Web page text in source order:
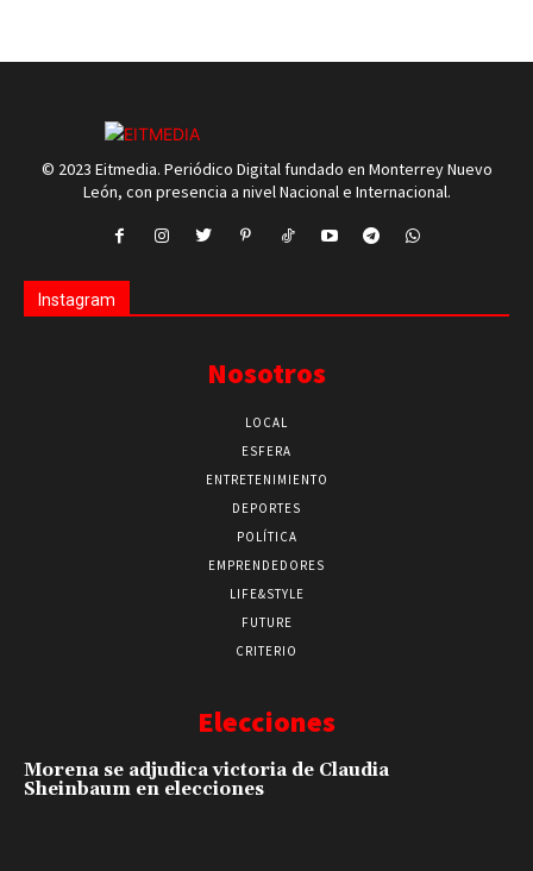
© 2023 Eitmedia. Periódico Digital fundado en Monterrey Nuevo
León, con presencia a nivel Nacional e Internacional.
Instagram
Nosotros
LOCAL
ESFERA
ENTRETENIMIENTO
DEPORTES
POLÍTICA
EMPRENDEDORES
LIFE&STYLE
FUTURE
CRITERIO
Elecciones
Morena se adjudica victoria de Claudia
Sheinbaum en elecciones